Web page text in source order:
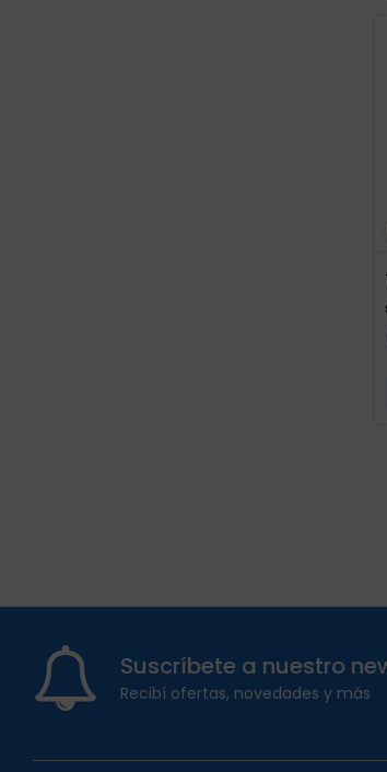
Suscríbete a nuestro
Recibí ofertas, novedades y más